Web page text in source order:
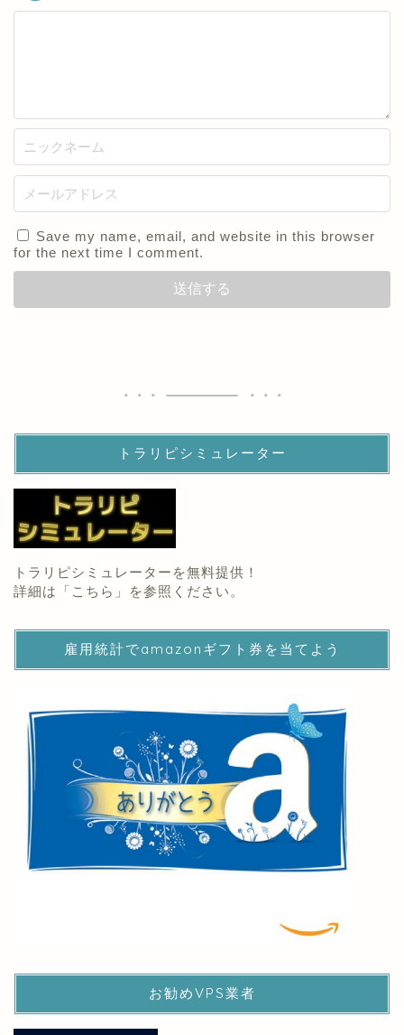
Save my name, email, and website in this browser
for the next time I comment.
トラリピシミュレーター
トラリピシミュレーターを無料提供！
詳細は「 こちら 」を参照ください。
雇用統計でamazonギフト券を当てよう
お勧めVPS業者